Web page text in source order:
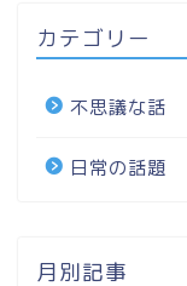
カテゴリー
不思議な話
日常の話題
月別記事